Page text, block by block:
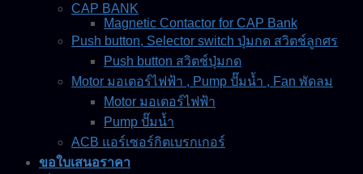
CAP BANK
Magnetic Contactor for CAP Bank
Push button, Selector switch ปุ่มกด สวิตช์ลูกศร
Push button สวิตช์ปุ่มกด
Motor มอเตอร์ไฟฟ้า , Pump ปั๊มน้ำ , Fan พัดลม
Motor มอเตอร์ไฟฟ้า
Pump ปั๊มน้ำ
ACB แอร์เซอร์กิตเบรกเกอร์
ขอใบเสนอราคา